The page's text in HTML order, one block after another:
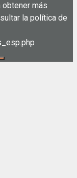
más
la política de